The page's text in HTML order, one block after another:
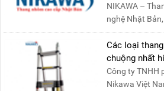
NIKAWA –
nghệ Nhật
đảm bảo sự
Các loại
chuộng nhất
Công ty TNHH
Nikawa Việt